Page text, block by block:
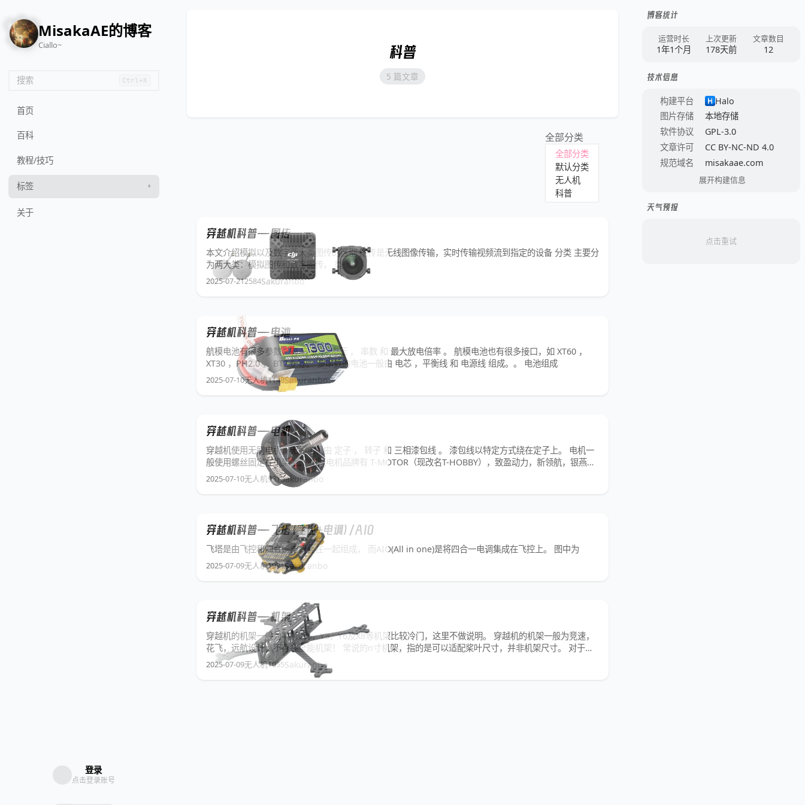
🌸MisakaAE的博客
Ciallo~
搜索 Ctrl+K
首页
百科
教程/技巧
标签
关于
登录
点击登录账号
科普
5 篇文章
全部分类
全部分类
默认分类
无人机
科普
穿越机科普——图传
本文介绍模拟以及数字两大类图传的区别 图传是无线图像传输，实时传输视频流到指定的设备 分类 主要分
为两大类：模拟图传和数字图传。 类
2025-07-212584Sakuranbo
穿越机科普——电池
航模电池有很多参数，有 容量 ， 电压 ， 串数 和 最大放电倍率 。 航模电池也有很多接口，如 XT60 ，
XT30 ，PH2.0 ， BT2.0 等。 多串数的电池一般由 电芯 ，平衡线 和 电源线 组成。。 电池组成
2025-07-10无人机1148Sakuranbo
穿越机科普——电机
穿越机使用无刷电机，无刷电机由 定子 ， 转子 和 三相漆包线 。 漆包线以特定方式绕在定子上。 电机一
般使用螺丝固定在机架上。 主流电机品牌有 T-MOTOR（现改名T-HOBBY），致盈动力，新领航，银燕，
Lumenier，朗宇，好盈，飞盈佳乐等。 新的电机转子磁片缝隙间，可能会看到黑色的泥状物
2025-07-10无人机981Sakuranbo
穿越机科普——飞塔（飞控+电调）/AIO
飞塔是由飞控和四合一电调叠在一起组成， 而AIO(All in one)是将四合一电调集成在飞控上。 图中为
2025-07-09无人机1991Sakuranbo
穿越机科普——机架
穿越机的机架一般为4轴设计，Y3，Y6及X8等机架比较冷门，这里不做说明。 穿越机的机架一般为竞速，
花飞，远航设计，不存在全能机架！ 常说的n寸机架，指的是可以适配桨叶尺寸，并非机架尺寸。 对于竞
速，我们通常尽可能减重，选择更加纤细的机臂，更加轻量的配件等。 对于花飞，我们尽可能选择空间大
的机架，可
2025-07-09无人机1055Sakuranbo
博客统计
运营时长
1年1个月
上次更新
178天前
文章数目
12
技术信息
构建平台
Halo
图片存储
本地存储
软件协议
GPL-3.0
文章许可
CC BY-NC-ND 4.0
规范域名
misakaae.com
展开构建信息
天气预报
点击重试